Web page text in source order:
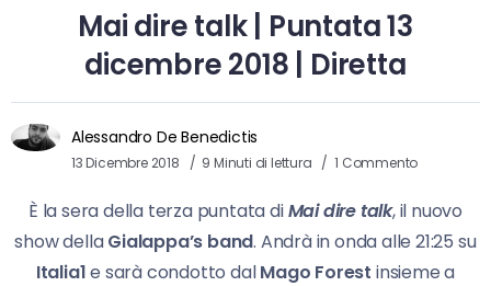
Mai dire talk | Puntata 13
dicembre 2018 | Diretta
Alessandro De Benedictis
13 Dicembre 2018 9 Minuti di lettura 1 Commento
È la sera della terza puntata diMai dire talk, il nuovo
show dellaGialappa’s band. Andrà in onda alle 21:25 su
Italia1e sarà condotto dalMago Forest insieme a